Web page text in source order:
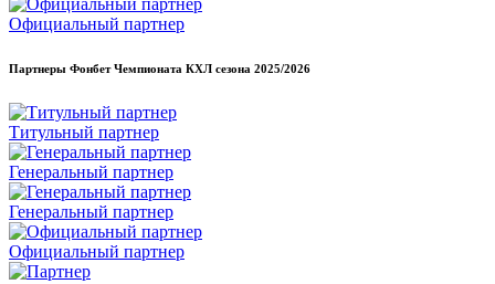
Официальный партнер
Партнеры Фонбет Чемпионата КХЛ сезона 2025/2026
Титульный партнер
Генеральный партнер
Генеральный партнер
Официальный партнер